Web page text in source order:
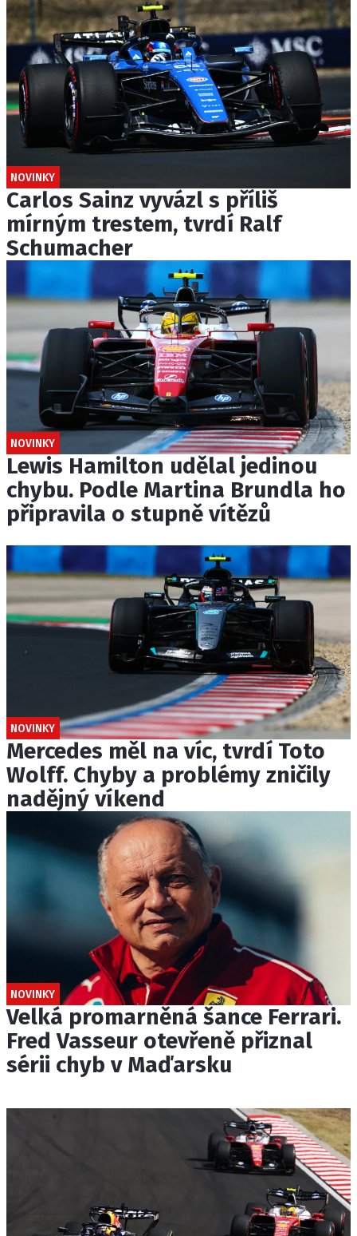
NOVINKY
Carlos Sainz vyvázl s příliš
mírným trestem, tvrdí Ralf
Schumacher
NOVINKY
Lewis Hamilton udělal jedinou
chybu. Podle Martina Brundla ho
připravila o stupně vítězů
NOVINKY
Mercedes měl na víc, tvrdí Toto
Wolff. Chyby a problémy zničily
nadějný víkend
NOVINKY
Velká promarněná šance Ferrari.
Fred Vasseur otevřeně přiznal
sérii chyb v Maďarsku